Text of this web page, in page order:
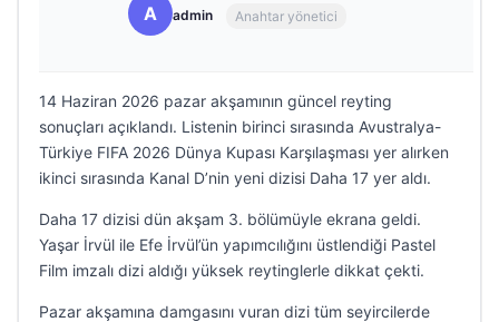
A admin Anahtar yönetici
14 Haziran 2026 pazar akşamının güncel reyting
sonuçları açıklandı. Listenin birinci sırasında Avustralya-
Türkiye FIFA 2026 Dünya Kupası Karşılaşması yer alırken
ikinci sırasında Kanal D’nin yeni dizisi Daha 17 yer aldı.
Daha 17 dizisi dün akşam 3. bölümüyle ekrana geldi.
Yaşar İrvül ile Efe İrvül’ün yapımcılığını üstlendiği Pastel
Film imzalı dizi aldığı yüksek reytinglerle dikkat çekti.
Pazar akşamına damgasını vuran dizi tüm seyircilerde